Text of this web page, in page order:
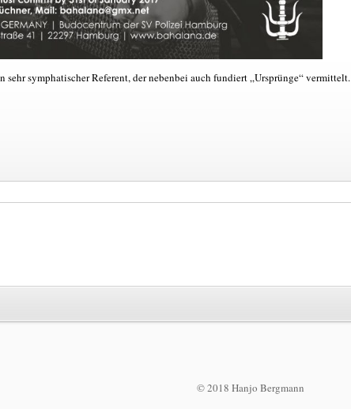
sehr symphatischer Referent, der nebenbei auch fundiert „Ursprünge“ vermittelt.
© 2018 Hanjo Bergmann